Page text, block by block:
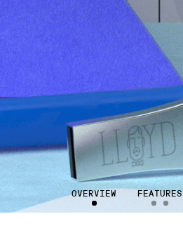
OVERVIEW FEATURES